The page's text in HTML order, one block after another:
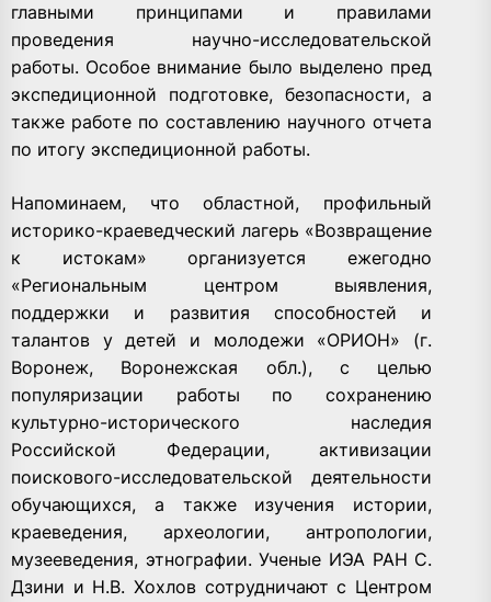
главными принципами и правилами
проведения научно-исследовательской
работы. Особое внимание было выделено пред
экспедиционной подготовке, безопасности, а
также работе по составлению научного отчета
по итогу экспедиционной работы.
Напоминаем, что областной, профильный
историко-краеведческий лагерь «Возвращение
к истокам» организуется ежегодно
«Региональным центром выявления,
поддержки и развития способностей и
талантов у детей и молодежи «ОРИОН» (г.
Воронеж, Воронежская обл.), с целью
популяризации работы по сохранению
культурно-исторического наследия
Российской Федерации, активизации
поискового-исследовательской деятельности
обучающихся, а также изучения истории,
краеведения, археологии, антропологии,
музееведения, этнографии. Ученые ИЭА РАН С.
Дзини и Н.В. Хохлов сотрудничают с Центром